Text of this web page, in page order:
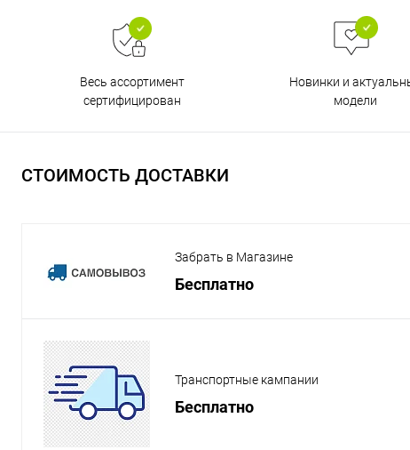
Весь ассортимент
сертифицирован
Новинки и
модели
СТОИМОСТЬ ДОСТАВКИ
Забрать в Магазине
Бесплатно
Транспортные кампании
Бесплатно